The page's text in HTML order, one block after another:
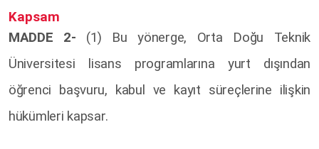
Kapsam
MADDE 2- (1) Bu yönerge, Orta Doğu Teknik
Üniversitesi lisans programlarına yurt dışından
öğrenci başvuru, kabul ve kayıt süreçlerine ilişkin
hükümleri kapsar.